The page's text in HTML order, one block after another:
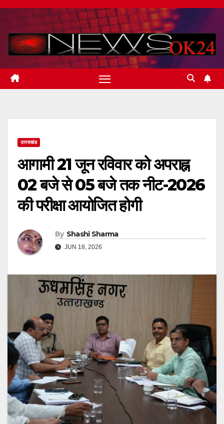
Skip
content
उत्तराखंड
आगामी 21 जून रविवार को अपराह्न
02 बजे से 05 बजे तक नीट-2026
की परीक्षा आयोजित होगी
By Shashi Sharma
JUN 18, 2026